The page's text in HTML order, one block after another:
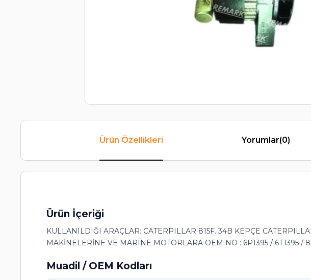
Ürün Özellikleri Yorumlar(0)
Ürün İçeriği
KULLANILDIĞI ARAÇLAR: CATERPILLAR 815F. 34B KEPÇE
MAKİNELERİNE VE MARINE MOTORLARA OEM NO : 6P1395 / 6T1395 /
Muadil / OEM Kodları